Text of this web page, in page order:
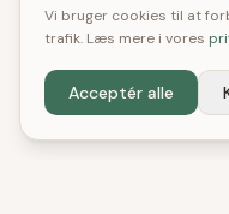
Vi bruger cookies til at
trafik. Læs mere i vores
Acceptér alle